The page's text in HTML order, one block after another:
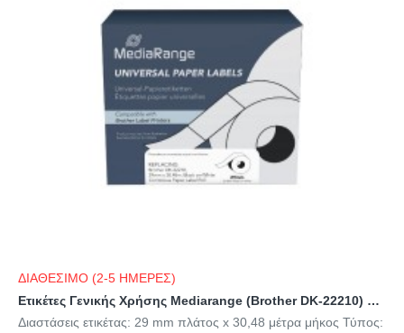
ΔΙΑΘΕΣΙΜΟ (2-5 ΗΜΕΡΕΣ)
Ετικέτες Γενικής Χρήσης Mediarange (Brother DK-22210) 29mm, 30.48m, Black on White (MRBDK22210)
Διαστάσεις ετικέτας: 29 mm πλάτος x 30,48 μέτρα μήκος Τύπος: